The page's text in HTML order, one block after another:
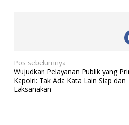
N
a
v
Pos sebelumnya
Wujudkan Pelayanan Publik yang
Kapolri: Tak Ada Kata Lain Siap dan
Laksanakan